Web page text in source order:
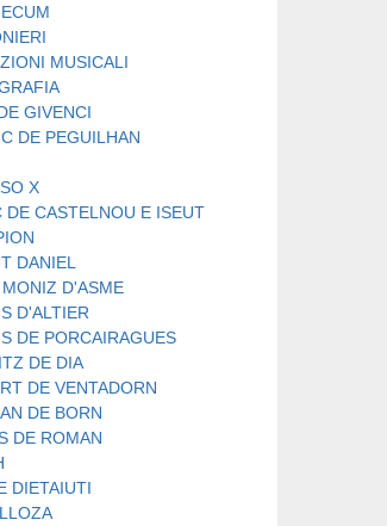
MUSICALI
GIVENCI
DE PEGUILHAN
X
DE CASTELNOU E ISEUT
DANIEL
MONIZ D'ASME
D'ALTIER
DE PORCAIRAGUES
DE DIA
DE VENTADORN
DE BORN
DE ROMAN
DIETAIUTI